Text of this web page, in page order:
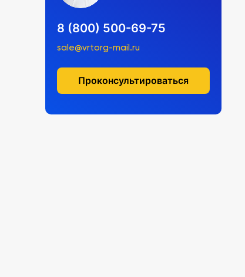
8 (800) 500-69-75
sale@vrtorg-mail.ru
Проконсультироваться